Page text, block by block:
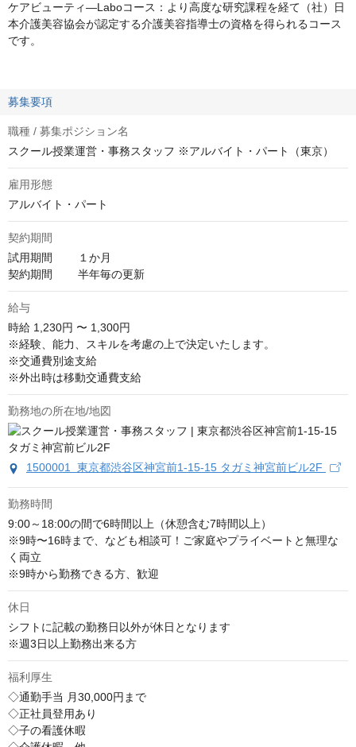
ケアビューティ―Laboコース：より高度な研究課程を経て（社）日
本介護美容協会が認定する介護美容指導士の資格を得られるコース
です。
募集要項
職種 / 募集ポジション名
スクール授業運営・事務スタッフ ※アルバイト・パート（東京）
雇用形態
アルバイト・パート
契約期間
試用期間        １か月
契約期間        半年毎の更新
給与
時給 1,230円 〜 1,300円
※経験、能力、スキルを考慮の上で決定いたします。
※交通費別途支給
※外出時は移動交通費支給
勤務地の所在地/地図
1500001 東京都渋谷区神宮前1-15-15 タガミ神宮前ビル2F
勤務時間
9:00～18:00の間で6時間以上（休憩含む7時間以上）
※9時〜16時まで、なども相談可！ご家庭やプライベートと無理な
く両立
※9時から勤務できる方、歓迎
休日
シフトに記載の勤務日以外が休日となります
※週3日以上勤務出来る方
福利厚生
◇通勤手当 月30,000円まで
◇正社員登用あり
◇子の看護休暇